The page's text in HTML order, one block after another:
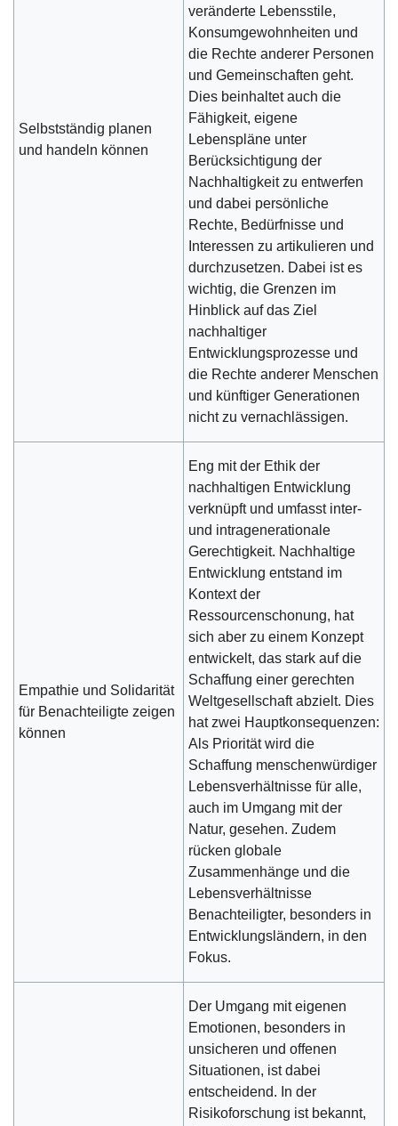
Selbstständig planen
und handeln können
veränderte Lebensstile,
Konsumgewohnheiten und
die Rechte anderer Personen
und Gemeinschaften geht.
Dies beinhaltet auch die
Fähigkeit, eigene
Lebenspläne unter
Berücksichtigung der
Nachhaltigkeit zu entwerfen
und dabei persönliche
Rechte, Bedürfnisse und
Interessen zu artikulieren und
durchzusetzen. Dabei ist es
wichtig, die Grenzen im
Hinblick auf das Ziel
nachhaltiger
Entwicklungsprozesse und
die Rechte anderer Menschen
und künftiger Generationen
nicht zu vernachlässigen.
Empathie und Solidarität
für Benachteiligte zeigen
können
Eng mit der Ethik der
nachhaltigen Entwicklung
verknüpft und umfasst inter-
und intragenerationale
Gerechtigkeit. Nachhaltige
Entwicklung entstand im
Kontext der
Ressourcenschonung, hat
sich aber zu einem Konzept
entwickelt, das stark auf die
Schaffung einer gerechten
Weltgesellschaft abzielt. Dies
hat zwei Hauptkonsequenzen:
Als Priorität wird die
Schaffung menschenwürdiger
Lebensverhältnisse für alle,
auch im Umgang mit der
Natur, gesehen. Zudem
rücken globale
Zusammenhänge und die
Lebensverhältnisse
Benachteiligter, besonders in
Entwicklungsländern, in den
Fokus.
Der Umgang mit eigenen
Emotionen, besonders in
unsicheren und offenen
Situationen, ist dabei
entscheidend. In der
Risikoforschung ist bekannt,